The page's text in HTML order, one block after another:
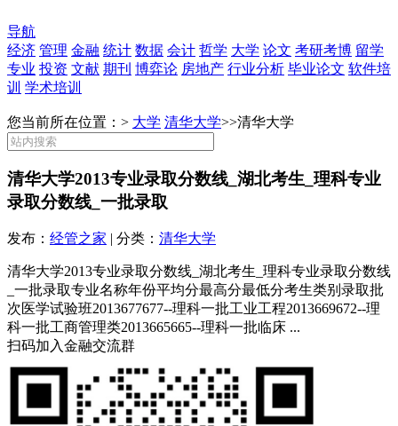
导航
经济 管理 金融 统计 数据 会计 哲学 大学 论文 考研考博 留学
专业 投资 文献 期刊 博弈论 房地产 行业分析 毕业论文 软件培
训 学术培训
您当前所在位置：> 大学 清华大学>>清华大学
清华大学2013专业录取分数线_湖北考生_理科专业
录取分数线_一批录取
发布： 经管之家 | 分类： 清华大学
清华大学2013专业录取分数线_湖北考生_理科专业录取分数线
_一批录取专业名称年份平均分最高分最低分考生类别录取批
次医学试验班2013677677--理科一批工业工程2013669672--理
科一批工商管理类2013665665--理科一批临床 ...
扫码加入金融交流群